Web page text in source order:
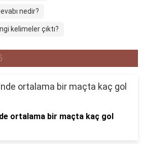
nedir?
kelimeler çıktı?
ortalama bir maçta kaç gol